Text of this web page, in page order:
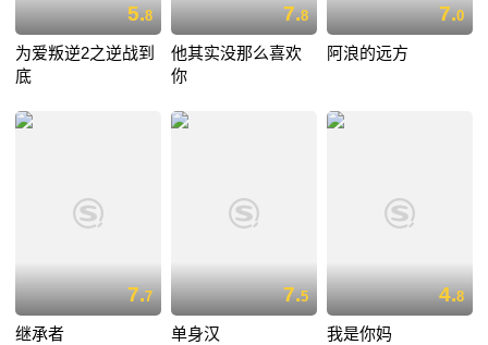
5.8
为爱叛逆2之逆战到
底
7.8
他其实没那么喜欢
你
7.0
阿浪的远方
7.7
继承者
7.5
单身汉
4.8
我是你妈